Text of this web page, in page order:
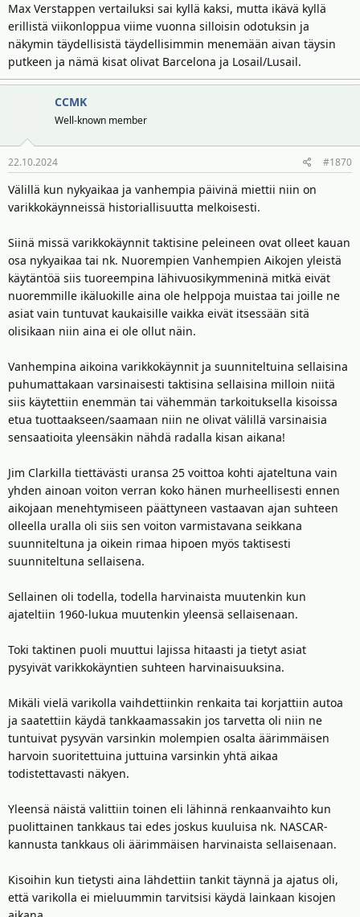
Max Verstappen vertailuksi sai kyllä kaksi, mutta ikävä kyllä
erillistä viikonloppua viime vuonna silloisin odotuksin ja
näkymin täydellisistä täydellisimmin menemään aivan täysin
putkeen ja nämä kisat olivat Barcelona ja Losail/Lusail.
CCMK
Well-known member
22.10.2024 #1870
Välillä kun nykyaikaa ja vanhempia päivinä miettii niin on
varikkokäynneissä historiallisuutta melkoisesti.
Siinä missä varikkokäynnit taktisine peleineen ovat olleet kauan
osa nykyaikaa tai nk. Nuorempien Vanhempien Aikojen yleistä
käytäntöä siis tuoreempina lähivuosikymmeninä mitkä eivät
nuoremmille ikäluokille aina ole helppoja muistaa tai joille ne
asiat vain tuntuvat kaukaisille vaikka eivät itsessään sitä
olisikaan niin aina ei ole ollut näin.
Vanhempina aikoina varikkokäynnit ja suunniteltuina sellaisina
puhumattakaan varsinaisesti taktisina sellaisina milloin niitä
siis käytettiin enemmän tai vähemmän tarkoituksella kisoissa
etua tuottaakseen/saamaan niin ne olivat välillä varsinaisia
sensaatioita yleensäkin nähdä radalla kisan aikana!
Jim Clarkilla tiettävästi uransa 25 voittoa kohti ajateltuna vain
yhden ainoan voiton verran koko hänen murheellisesti ennen
aikojaan menehtymiseen päättyneen vastaavan ajan suhteen
olleella uralla oli siis sen voiton varmistavana seikkana
suunniteltuna ja oikein rimaa hipoen myös taktisesti
suunniteltuna sellaisena.
Sellainen oli todella, todella harvinaista muutenkin kun
ajateltiin 1960-lukua muutenkin yleensä sellaisenaan.
Toki taktinen puoli muuttui lajissa hitaasti ja tietyt asiat
pysyivät varikkokäyntien suhteen harvinaisuuksina.
Mikäli vielä varikolla vaihdettiinkin renkaita tai korjattiin autoa
ja saatettiin käydä tankkaamassakin jos tarvetta oli niin ne
tuntuivat pysyvän varsinkin molempien osalta äärimmäisen
harvoin suoritettuina juttuina varsinkin yhtä aikaa
todistettavasti näkyen.
Yleensä näistä valittiin toinen eli lähinnä renkaanvaihto kun
puolittainen tankkaus tai edes joskus kuuluisa nk. NASCAR-
kannusta tankkaus oli äärimmäisen harvinaista sellaisenaan.
Kisoihin kun tietysti aina lähdettiin tankit täynnä ja ajatus oli,
että varikolla ei mieluummin tarvitsisi käydä lainkaan kisojen